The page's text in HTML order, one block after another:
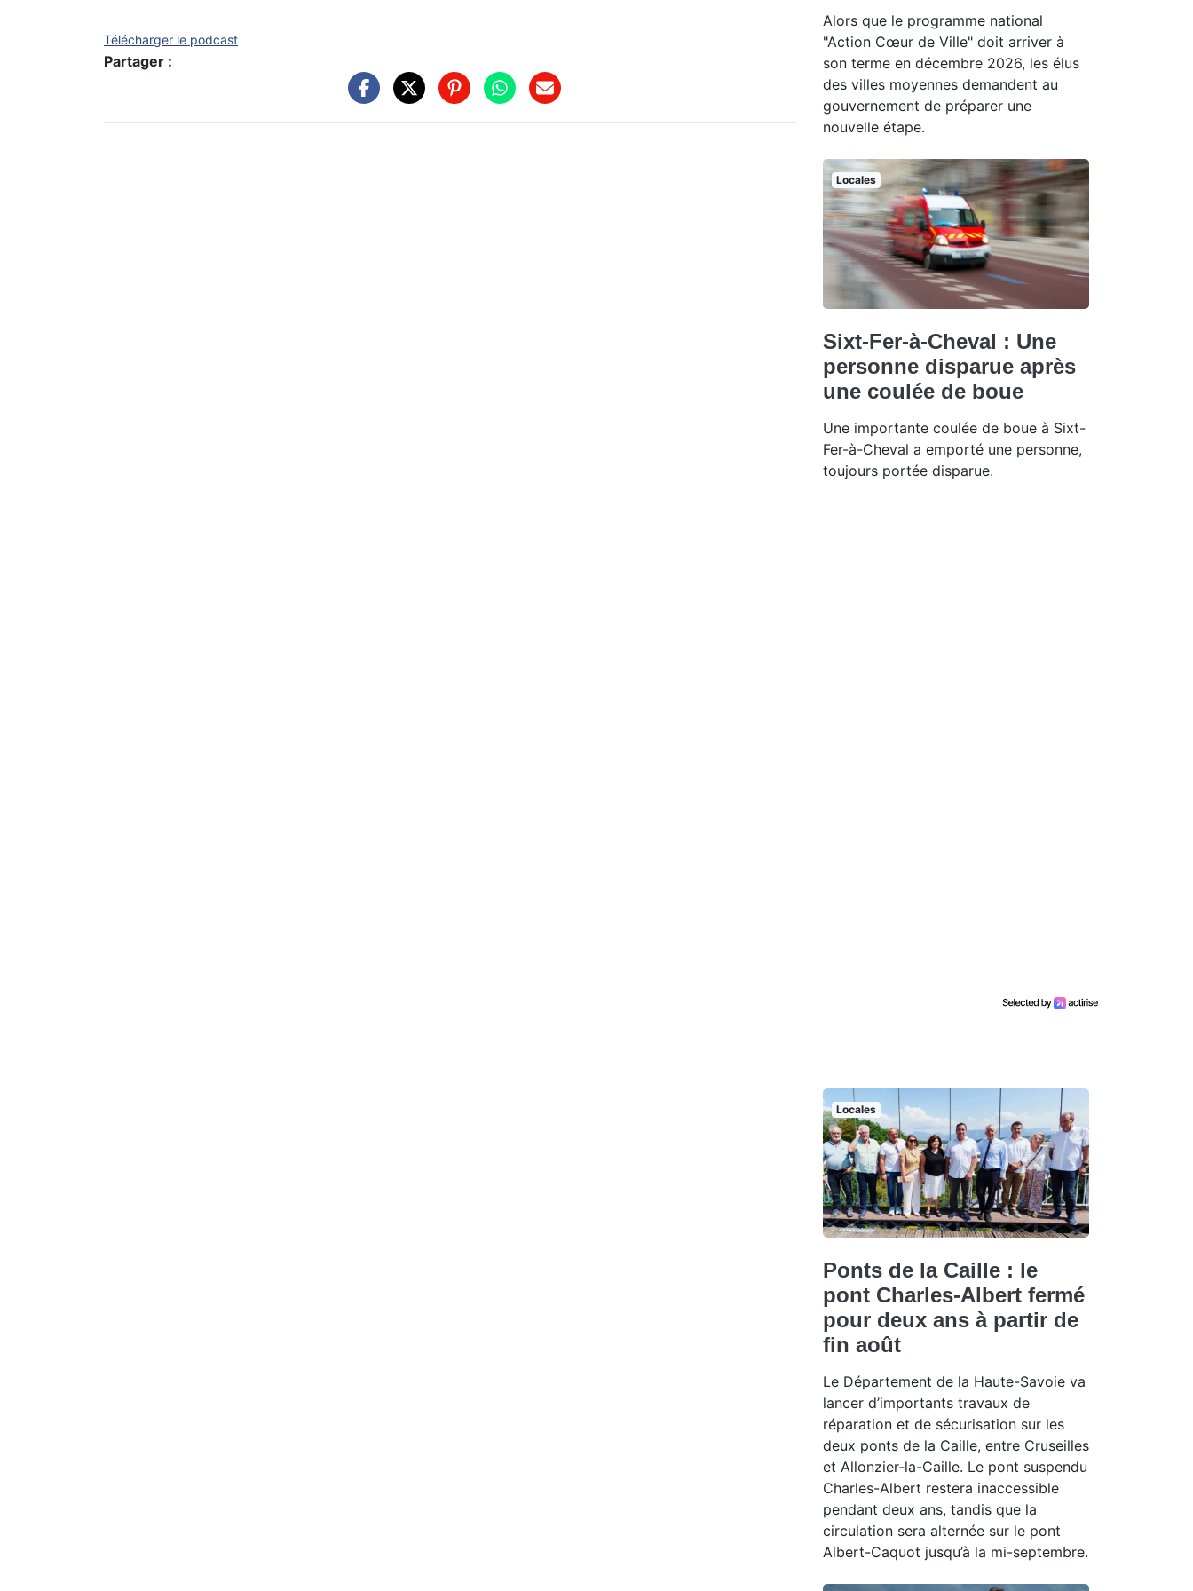
Télécharger le podcast
Partager :
Alors que le programme national
"Action Cœur de Ville" doit arriver à
son terme en décembre 2026, les élus
des villes moyennes demandent au
gouvernement de préparer une
nouvelle étape.
Locales
Sixt-Fer-à-Cheval : Une
personne disparue après
une coulée de boue
Une importante coulée de boue à Sixt-
Fer-à-Cheval a emporté une personne,
toujours portée disparue.
Locales
Ponts de la Caille : le
pont Charles-Albert fermé
pour deux ans à partir de
fin août
Le Département de la Haute-Savoie va
lancer d’importants travaux de
réparation et de sécurisation sur les
deux ponts de la Caille, entre Cruseilles
et Allonzier-la-Caille. Le pont suspendu
Charles-Albert restera inaccessible
pendant deux ans, tandis que la
circulation sera alternée sur le pont
Albert-Caquot jusqu’à la mi-septembre.